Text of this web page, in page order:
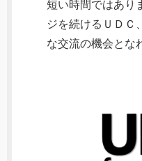
短い時間ではあり
ジを続けるＵＤＣ
な交流の機会とな